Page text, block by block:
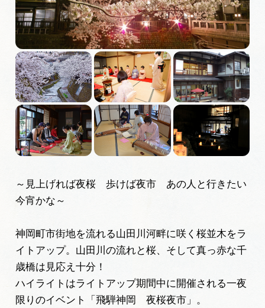
体験予約サイト「ＶＩＳＩＴ岐阜県」
岐阜県アウトドア観光キャンペーン
岐阜県まるごと観光エリアガイド
岐阜県観光データベース
旅行会社・観光事業者の皆様へ
フォトライブラリー
動画ライブラリー
お問い合わせ
～見上げれば夜桜 歩けば夜市 あの人と行きたい
今宵かな～
神岡町市街地を流れる山田川河畔に咲く桜並木をラ
イトアップ。山田川の流れと桜、そして真っ赤な千
歳橋は見応え十分！
ハイライトはライトアップ期間中に開催される一夜
限りのイベント「飛騨神岡 夜桜夜市」。